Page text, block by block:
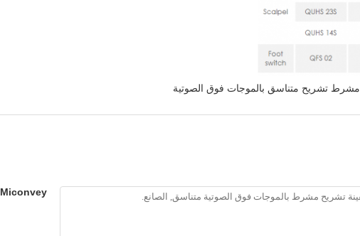
مشرط تشريح متناسق بالموجات فوق الصوتية
Miconvey